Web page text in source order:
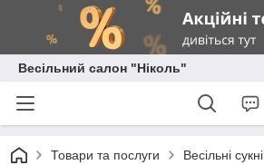
Весільний салон "Ніколь"
Товари та послуги Весільні сукні